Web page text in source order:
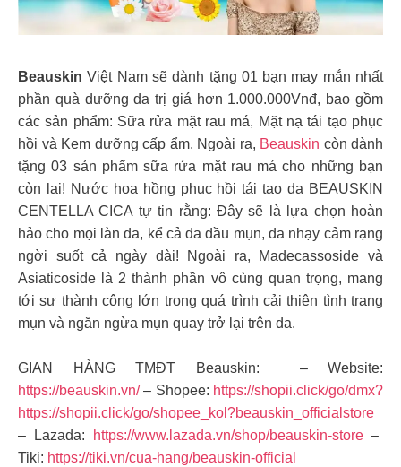
Beauskin Việt Nam sẽ dành tặng 01 bạn may mắn nhất
phần quà dưỡng da trị giá hơn 1.000.000Vnđ, bao gồm
các sản phẩm: Sữa rửa mặt rau má, Mặt nạ tái tạo phục
hồi và Kem dưỡng cấp ẩm. Ngoài ra, Beauskin còn dành
tặng 03 sản phẩm sữa rửa mặt rau má cho những bạn
còn lại! Nước hoa hồng phục hồi tái tạo da BEAUSKIN
CENTELLA CICA tự tin rằng: Đây sẽ là lựa chọn hoàn
hảo cho mọi làn da, kể cả da dầu mụn, da nhạy cảm rạng
ngời suốt cả ngày dài!
Ngoài ra, Madecassoside và
Asiaticoside là 2 thành phần vô cùng quan trọng, mang
tới sự thành công lớn trong quá trình cải thiện tình trạng
mụn và ngăn ngừa mụn quay trở lại trên da.
GIAN HÀNG TMĐT Beauskin: – Website:
https://beauskin.vn/– Shopee: https://shopii.click/go/dmx?
https://shopii.click/go/shopee_kol?beauskin_officialstore
– Lazada:
https://www.lazada.vn/shop/beauskin-store–
Tiki: https://tiki.vn/cua-hang/beauskin-official